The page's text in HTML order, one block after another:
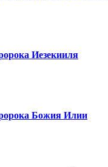
Иезекииля
Божия Илии